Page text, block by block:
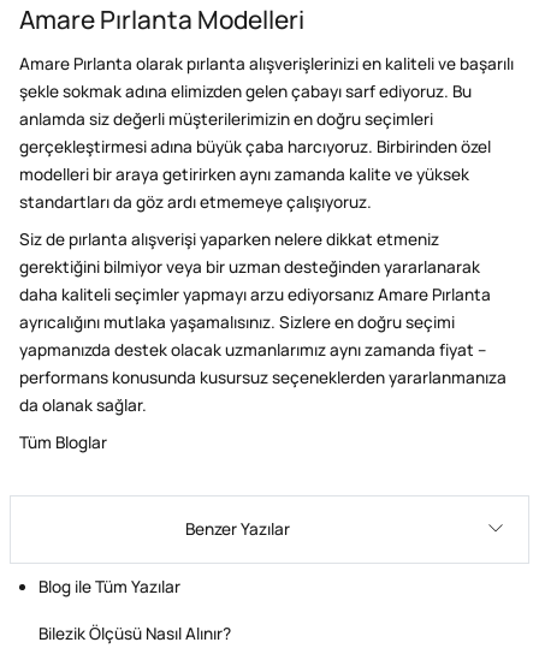
Amare Pırlanta Modelleri
Amare Pırlanta olarak pırlanta alışverişlerinizi en kaliteli ve başarılı
şekle sokmak adına elimizden gelen çabayı sarf ediyoruz. Bu
anlamda siz değerli müşterilerimizin en doğru seçimleri
gerçekleştirmesi adına büyük çaba harcıyoruz. Birbirinden özel
modelleri bir araya getirirken aynı zamanda kalite ve yüksek
standartları da göz ardı etmemeye çalışıyoruz.
Siz de pırlanta alışverişi yaparken nelere dikkat etmeniz
gerektiğini bilmiyor veya bir uzman desteğinden yararlanarak
daha kaliteli seçimler yapmayı arzu ediyorsanız Amare Pırlanta
ayrıcalığını mutlaka yaşamalısınız. Sizlere en doğru seçimi
yapmanızda destek olacak uzmanlarımız aynı zamanda fiyat –
performans konusunda kusursuz seçeneklerden yararlanmanıza
da olanak sağlar.
Tüm Bloglar
Benzer Yazılar
Blog ile Tüm Yazılar
Bilezik Ölçüsü Nasıl Alınır?